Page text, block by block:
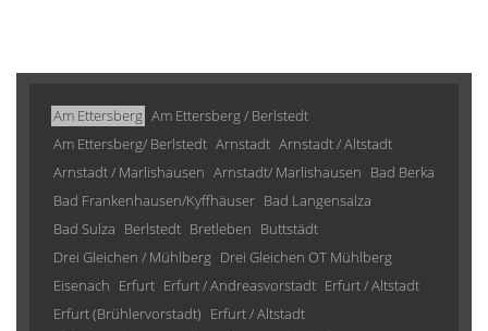
Am Ettersberg Am Ettersberg / Berlstedt
Am Ettersberg/ Berlstedt Arnstadt Arnstadt / Altstadt
Arnstadt / Marlishausen Arnstadt/ Marlishausen Bad Berka
Bad Frankenhausen/Kyffhäuser Bad Langensalza
Bad Sulza Berlstedt Bretleben Buttstädt
Drei Gleichen / Mühlberg Drei Gleichen OT Mühlberg
Eisenach Erfurt Erfurt / Andreasvorstadt Erfurt / Altstadt
Erfurt (Brühlervorstadt) Erfurt / Altstadt